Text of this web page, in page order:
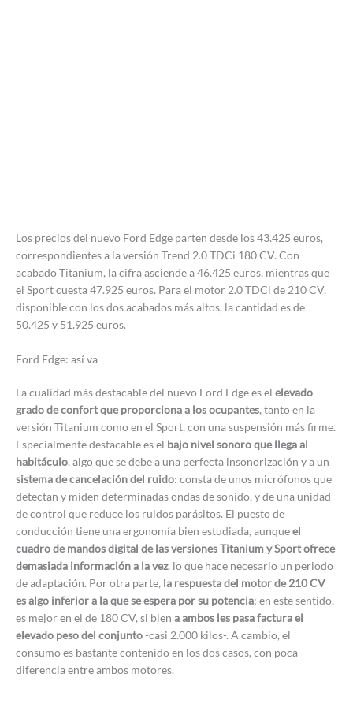
Los precios del nuevo Ford Edge parten desde los 43.425 euros,
correspondientes a la versión Trend 2.0 TDCi 180 CV. Con
acabado Titanium, la cifra asciende a 46.425 euros, mientras que
el Sport cuesta 47.925 euros. Para el motor 2.0 TDCi de 210 CV,
disponible con los dos acabados más altos, la cantidad es de
50.425 y 51.925 euros.
Ford Edge: así va
La cualidad más destacable del nuevo Ford Edge es el elevado
grado de confort que proporciona a los ocupantes, tanto en la
versión Titanium como en el Sport, con una suspensión más firme.
Especialmente destacable es el bajo nivel sonoro que llega al
habitáculo, algo que se debe a una perfecta insonorización y a un
sistema de cancelación del ruido: consta de unos micrófonos que
detectan y miden determinadas ondas de sonido, y de una unidad
de control que reduce los ruidos parásitos. El puesto de
conducción tiene una ergonomía bien estudiada, aunqueel
cuadro de mandos digital de las versiones Titanium y Sport ofrece
demasiada información a la vez, lo que hace necesario un periodo
de adaptación. Por otra parte, la respuesta del motor de 210 CV
es algo inferior a la que se espera por su potencia; en este sentido,
es mejor en el de 180 CV, si bien a ambos les pasa factura el
elevado peso del conjunto-casi 2.000 kilos-. A cambio, el
consumo es bastante contenido en los dos casos, con poca
diferencia entre ambos motores.